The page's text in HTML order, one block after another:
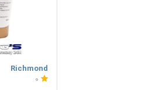
Richmond
0